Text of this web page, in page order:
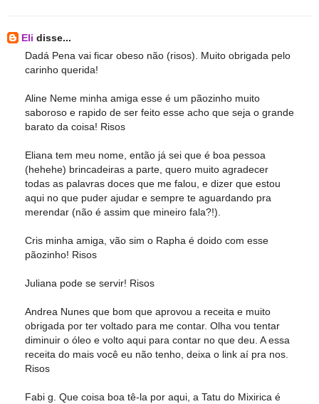
Eli disse...
Dadá Pena vai ficar obeso não (risos). Muito obrigada pelo
carinho querida!
Aline Neme minha amiga esse é um pãozinho muito
saboroso e rapido de ser feito esse acho que seja o grande
barato da coisa! Risos
Eliana tem meu nome, então já sei que é boa pessoa
(hehehe) brincadeiras a parte, quero muito agradecer
todas as palavras doces que me falou, e dizer que estou
aqui no que puder ajudar e sempre te aguardando pra
merendar (não é assim que mineiro fala?!).
Cris minha amiga, vão sim o Rapha é doido com esse
pãozinho! Risos
Juliana pode se servir! Risos
Andrea Nunes que bom que aprovou a receita e muito
obrigada por ter voltado para me contar. Olha vou tentar
diminuir o óleo e volto aqui para contar no que deu. A essa
receita do mais você eu não tenho, deixa o link aí pra nos.
Risos
Fabi g. Que coisa boa tê-la por aqui, a Tatu do Mixirica é